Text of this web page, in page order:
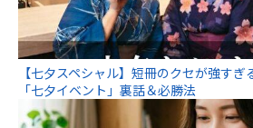
【七夕スペシャル】短冊のクセが強す
「七夕イベント」裏話＆必勝法